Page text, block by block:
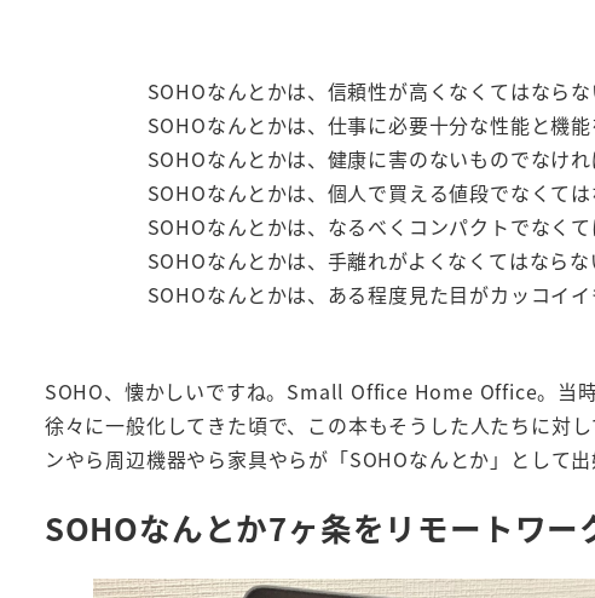
SOHOなんとかは、信頼性が高くなくてはならな
SOHOなんとかは、仕事に必要十分な性能と機
SOHOなんとかは、健康に害のないものでなけ
SOHOなんとかは、個人で買える値段でなくて
SOHOなんとかは、なるべくコンパクトでなく
SOHOなんとかは、手離れがよくなくてはならな
SOHOなんとかは、ある程度見た目がカッコイ
SOHO、懐かしいですね。Small Office Home Office。当
徐々に一般化してきた頃で、この本もそうした人たちに対
ンやら周辺機器やら家具やらが「SOHOなんとか」として
SOHOなんとか7ヶ条をリモートワー